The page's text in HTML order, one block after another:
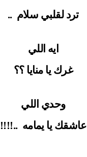
ترد لقلبي سلام ..
ايه اللي
غرك يا منايا ؟؟
وحدي اللي
عاشقك يا يمامه ..!!!!